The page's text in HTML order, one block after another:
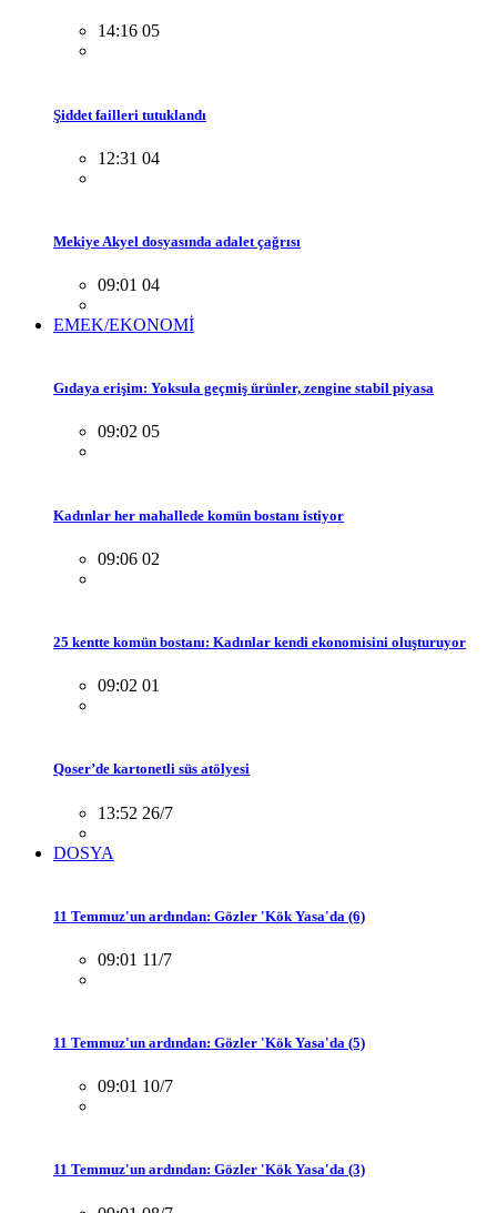
14:16 05
Şiddet failleri tutuklandı
12:31 04
Mekiye Akyel dosyasında adalet çağrısı
09:01 04
EMEK/EKONOMİ
Gıdaya erişim: Yoksula geçmiş ürünler, zengine stabil piyasa
09:02 05
Kadınlar her mahallede komün bostanı istiyor
09:06 02
25 kentte komün bostanı: Kadınlar kendi ekonomisini oluşturuyor
09:02 01
Qoser’de kartonetli süs atölyesi
13:52 26/7
DOSYA
11 Temmuz'un ardından: Gözler 'Kök Yasa'da (6)
09:01 11/7
11 Temmuz'un ardından: Gözler 'Kök Yasa'da (5)
09:01 10/7
11 Temmuz'un ardından: Gözler 'Kök Yasa'da (3)